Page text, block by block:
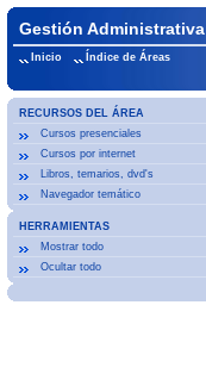
Gestión Administrativa
Inicio Índice de Áreas
RECURSOS DEL ÁREA
Cursos presenciales
Cursos por internet
Libros, temarios, dvd's
Navegador temático
HERRAMIENTAS
Mostrar todo
Ocultar todo